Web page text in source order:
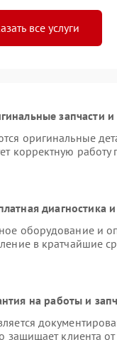
все услуги
запчасти
оригинальные
корректную
диагностика
оборудование и
в кратчайшие
на работы и
защищает клиента